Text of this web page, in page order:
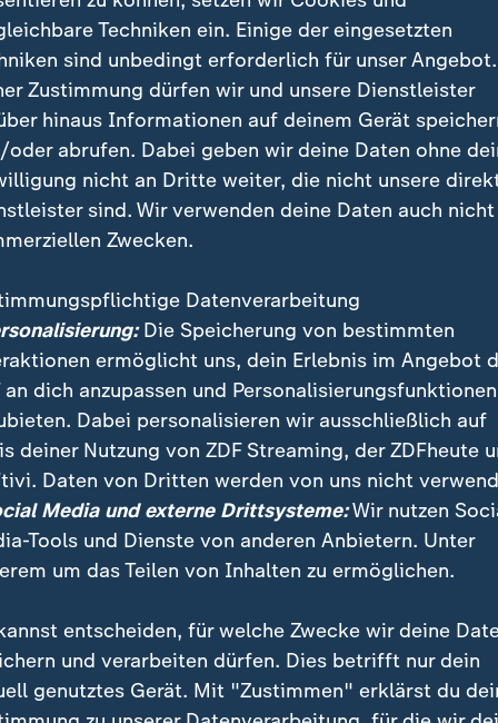
marinierte Filets vom Saibling mit
Dazu gibt es Piemont Reis, der durch seine
Farbe hervorsticht.
Techniken ein. Einige der eingesetzten
sind unbedingt erforderlich für unser
Zustimmung dürfen wir und unsere Dienstleister
hinaus Informationen auf deinem Gerät
oder abrufen. Dabei geben wir deine Daten ohne
nicht an Dritte weiter, die nicht unsere
sind. Wir verwenden deine Daten auch nicht
Zwecken.
Datenverarbeitung
Die Speicherung von bestimmten
ermöglicht uns, dein Erlebnis im Angebot
an dich anzupassen und Personalisierungsfunktionen
Dabei personalisieren wir ausschließlich auf
deiner Nutzung von ZDF Streaming, der ZDFheute
Daten von Dritten werden von uns nicht
Media und externe Drittsysteme:Wir nutzen
Tools und Dienste von anderen Anbietern. Unter
um das Teilen von Inhalten zu ermöglichen.
entscheiden, für welche Zwecke wir deine
und verarbeiten dürfen. Dies betrifft nur dein
genutztes Gerät. Mit "Zustimmen" erklärst du